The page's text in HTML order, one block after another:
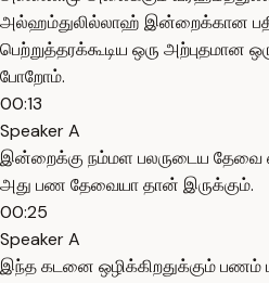
அல்ஹம்துலில்லாஹ் இன்றைக்கான
பெற்றுத்தரக்கூடிய ஒரு அற்புதமான
போறோம்.
00:13
Speaker A
இன்றைக்கு நம்மள பலருடைய தேவை
அது பண தேவையா தான் இருக்கும்.
00:25
Speaker A
இந்த கடனை ஒழிக்கிறதுக்கும் பணம்